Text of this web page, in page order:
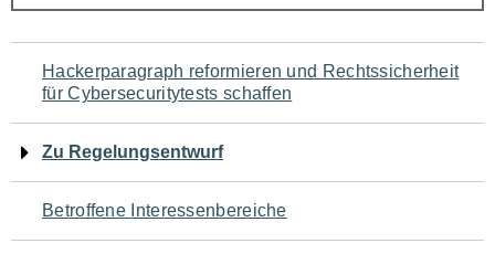
Navigation
für
den
Seiteninhalt
Hackerparagraph reformieren und Rechtssicherheit
für Cybersecuritytests schaffen
Zu Regelungsentwurf
Betroffene Interessenbereiche